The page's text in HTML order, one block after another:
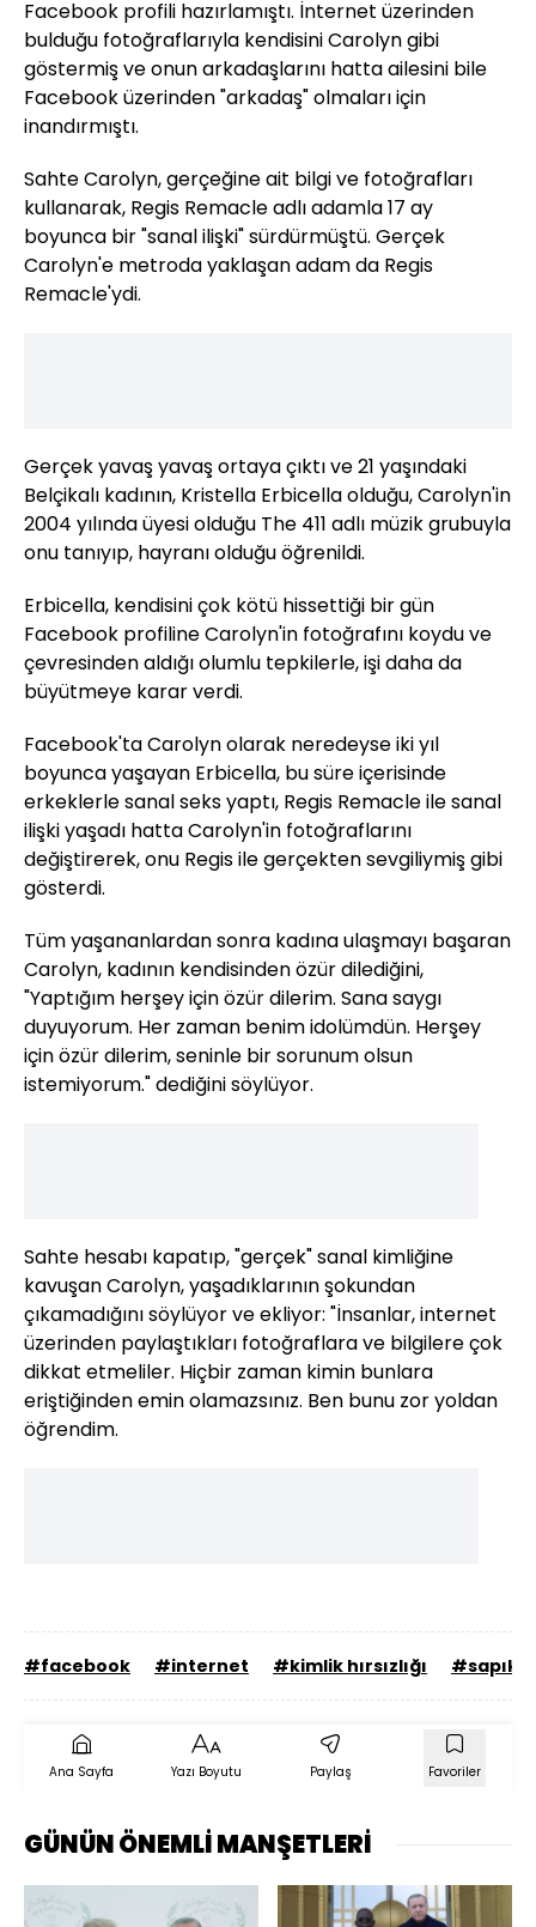
Facebook profili hazırlamıştı. İnternet üzerinden
bulduğu fotoğraflarıyla kendisini Carolyn gibi
göstermiş ve onun arkadaşlarını hatta ailesini bile
Facebook üzerinden "arkadaş" olmaları için
inandırmıştı.
Sahte Carolyn, gerçeğine ait bilgi ve fotoğrafları
kullanarak, Regis Remacle adlı adamla 17 ay
boyunca bir "sanal ilişki" sürdürmüştü. Gerçek
Carolyn'e metroda yaklaşan adam da Regis
Remacle'ydi.
Gerçek yavaş yavaş ortaya çıktı ve 21 yaşındaki
Belçikalı kadının, Kristella Erbicella olduğu, Carolyn'in
2004 yılında üyesi olduğu The 411 adlı müzik grubuyla
onu tanıyıp, hayranı olduğu öğrenildi.
Erbicella, kendisini çok kötü hissettiği bir gün
Facebook profiline Carolyn'in fotoğrafını koydu ve
çevresinden aldığı olumlu tepkilerle, işi daha da
büyütmeye karar verdi.
Facebook'ta Carolyn olarak neredeyse iki yıl
boyunca yaşayan Erbicella, bu süre içerisinde
erkeklerle sanal seks yaptı, Regis Remacle ile sanal
ilişki yaşadı hatta Carolyn'in fotoğraflarını
değiştirerek, onu Regis ile gerçekten sevgiliymiş gibi
gösterdi.
Tüm yaşananlardan sonra kadına ulaşmayı başaran
Carolyn, kadının kendisinden özür dilediğini,
"Yaptığım herşey için özür dilerim. Sana saygı
duyuyorum. Her zaman benim idolümdün. Herşey
için özür dilerim, seninle bir sorunum olsun
istemiyorum." dediğini söylüyor.
Sahte hesabı kapatıp, "gerçek" sanal kimliğine
kavuşan Carolyn, yaşadıklarının şokundan
çıkamadığını söylüyor ve ekliyor: "İnsanlar, internet
üzerinden paylaştıkları fotoğraflara ve bilgilere çok
dikkat etmeliler. Hiçbir zaman kimin bunlara
eriştiğinden emin olamazsınız. Ben bunu zor yoldan
öğrendim.
#facebook #internet #kimlik hırsızlığı #sapık
Ana Sayfa Yazı Boyutu Paylaş Favoriler
GÜNÜN ÖNEMLİ MANŞETLERİ